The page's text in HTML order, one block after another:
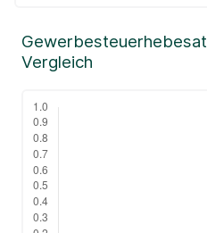
Vergleich